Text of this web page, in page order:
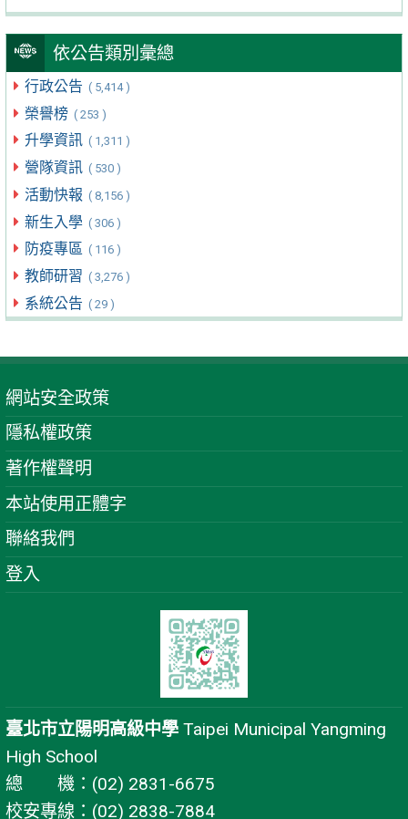
依公告類別彙總
行政公告 ( 5,414 )
榮譽榜 ( 253 )
升學資訊 ( 1,311 )
營隊資訊 ( 530 )
活動快報 ( 8,156 )
新生入學 ( 306 )
防疫專區 ( 116 )
教師研習 ( 3,276 )
系統公告 ( 29 )
網站安全政策
隱私權政策
著作權聲明
本站使用正體字
聯絡我們
登入
臺北市立陽明高級中學 Taipei Municipal Yangming
High School
總 機：(02) 2831-6675
校安專線：(02) 2838-7884